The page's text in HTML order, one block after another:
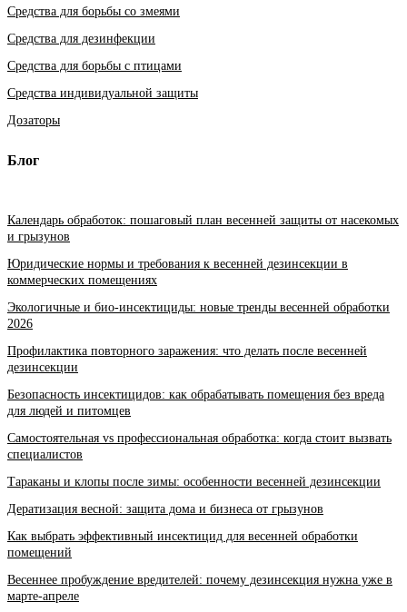
Средства для борьбы со змеями
Средства для дезинфекции
Средства для борьбы с птицами
Средства индивидуальной защиты
Дозаторы
Блог
Календарь обработок: пошаговый план весенней защиты от насекомых
и грызунов
Юридические нормы и требования к весенней дезинсекции в
коммерческих помещениях
Экологичные и био-инсектициды: новые тренды весенней обработки
2026
Профилактика повторного заражения: что делать после весенней
дезинсекции
Безопасность инсектицидов: как обрабатывать помещения без вреда
для людей и питомцев
Самостоятельная vs профессиональная обработка: когда стоит вызвать
специалистов
Тараканы и клопы после зимы: особенности весенней дезинсекции
Дератизация весной: защита дома и бизнеса от грызунов
Как выбрать эффективный инсектицид для весенней обработки
помещений
Весеннее пробуждение вредителей: почему дезинсекция нужна уже в
марте-апреле